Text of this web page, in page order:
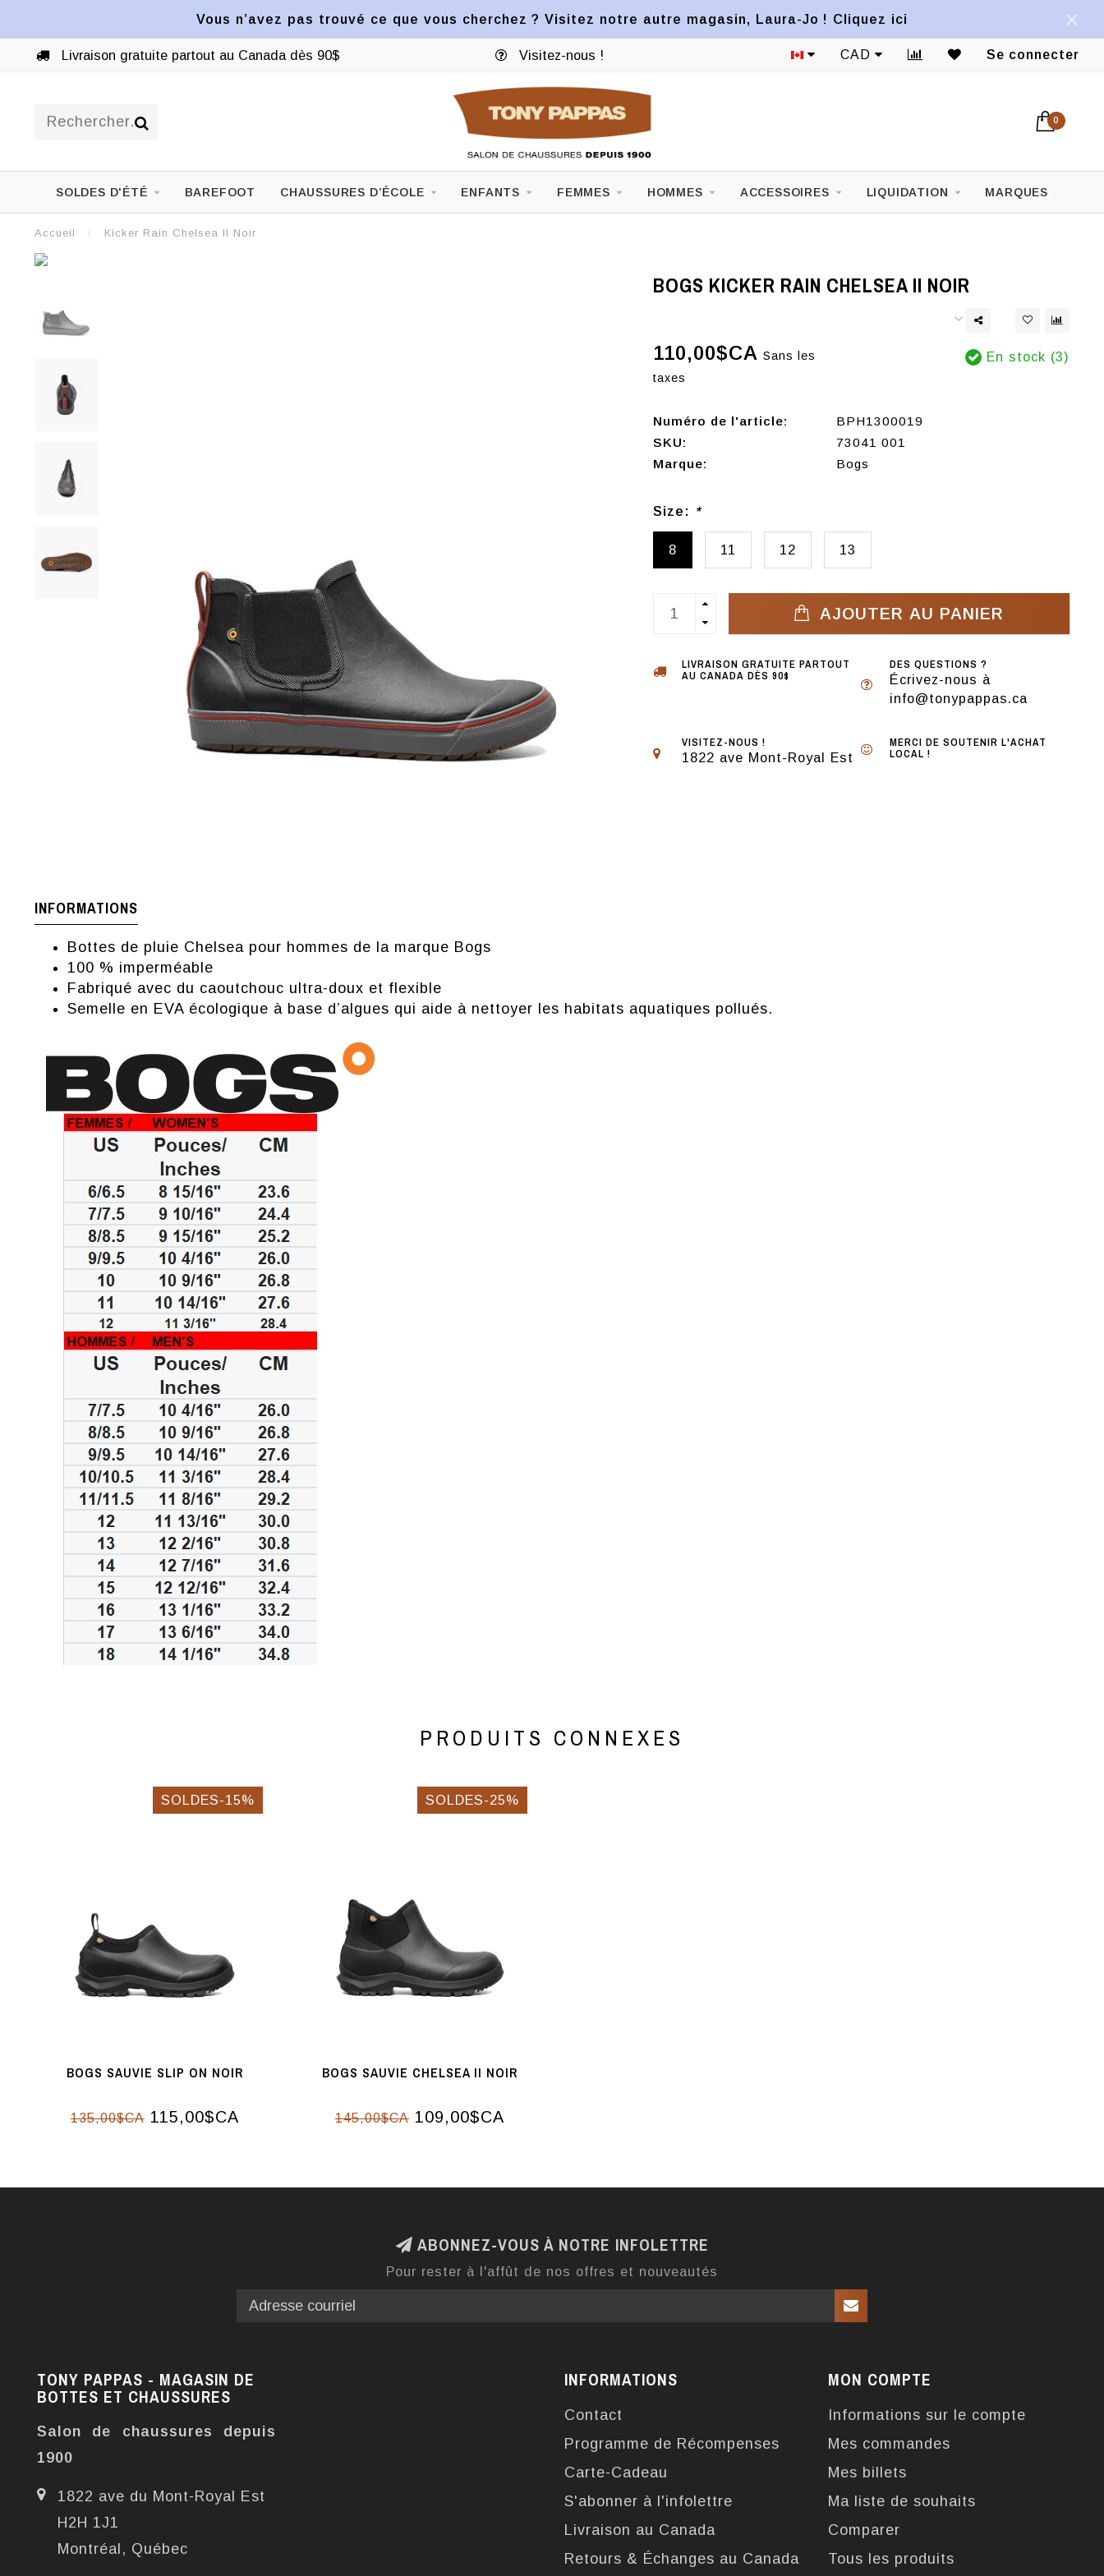
Vous n’avez pas trouvé ce que vous cherchez ? Visitez notre autre magasin, Laura-Jo ! Cliquez ici
Livraison gratuite partout au Canada dès 90$ Visitez-nous ! CAD Se connecter
0
SOLDES D'ÉTÉ BAREFOOT CHAUSSURES D’ÉCOLE ENFANTS FEMMES HOMMES ACCESSOIRES LIQUIDATION MARQUES
Accueil / Kicker Rain Chelsea II Noir
BOGS KICKER RAIN CHELSEA II NOIR
110,00$CA Sans les
taxes
En stock (3)
Numéro de l'article:
BPH1300019
SKU:
73041 001
Marque:
Bogs
Size: *
8 11 12 13
AJOUTER AU PANIER
LIVRAISON GRATUITE PARTOUT
AU CANADA DÈS 90$
DES QUESTIONS ?
Écrivez-nous à
info@tonypappas.ca
VISITEZ-NOUS !
1822 ave Mont-Royal Est
MERCI DE SOUTENIR L'ACHAT
LOCAL !
INFORMATIONS
Bottes de pluie Chelsea pour hommes de la marque Bogs
100 % imperméable
Fabriqué avec du caoutchouc ultra-doux et flexible
Semelle en EVA écologique à base d’algues qui aide à nettoyer les habitats aquatiques pollués.
PRODUITS CONNEXES
SOLDES-15%
BOGS SAUVIE SLIP ON NOIR
135,00$CA115,00$CA
SOLDES-25%
BOGS SAUVIE CHELSEA II NOIR
145,00$CA109,00$CA
ABONNEZ-VOUS À NOTRE INFOLETTRE
Pour rester à l'affût de nos offres et nouveautés
TONY PAPPAS - MAGASIN DE
BOTTES ET CHAUSSURES
Salon de chaussures depuis
1900
1822 ave du Mont-Royal Est
H2H 1J1
Montréal, Québec
INFORMATIONS
Contact
Programme de Récompenses
Carte-Cadeau
S'abonner à l'infolettre
Livraison au Canada
Retours & Échanges au Canada
MON COMPTE
Informations sur le compte
Mes commandes
Mes billets
Ma liste de souhaits
Comparer
Tous les produits